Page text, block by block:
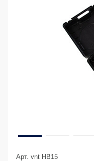
Арт. vnt HB15